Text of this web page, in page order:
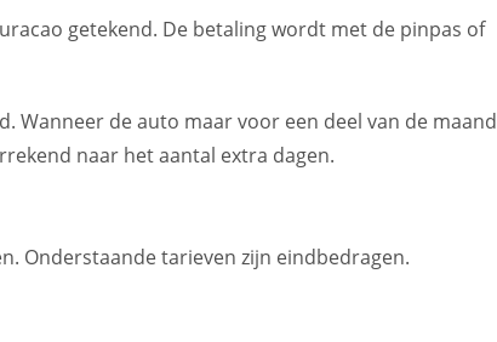
getekend. De betaling wordt met de pinpas of
Wanneer de auto maar voor een deel van de maand
naar het aantal extra dagen.
Onderstaande tarieven zijn eindbedragen.